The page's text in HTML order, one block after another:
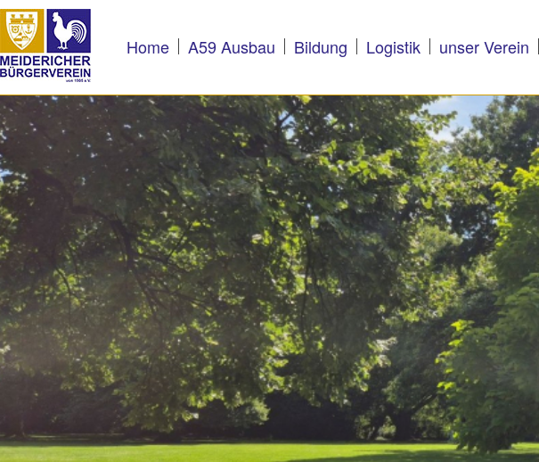
Home A59 Ausbau Bildung Logistik unser Verein